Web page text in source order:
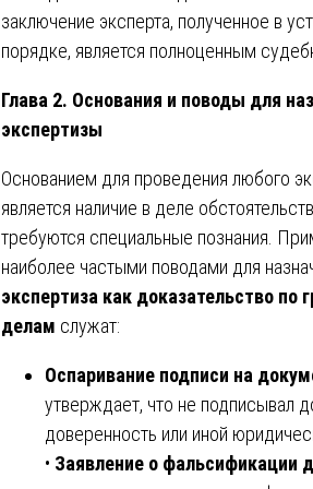
заключение эксперта, полученное в
порядке, является полноценным
Глава 2. Основания и поводы для
экспертизы
Основанием для проведения любого
является наличие в деле
требуются специальные познания.
наиболее частыми поводами для
экспертиза как доказательство
делам служат:
Оспаривание подписи на
утверждает, что не подписывал
доверенность или иной
• Заявление о фальсификации